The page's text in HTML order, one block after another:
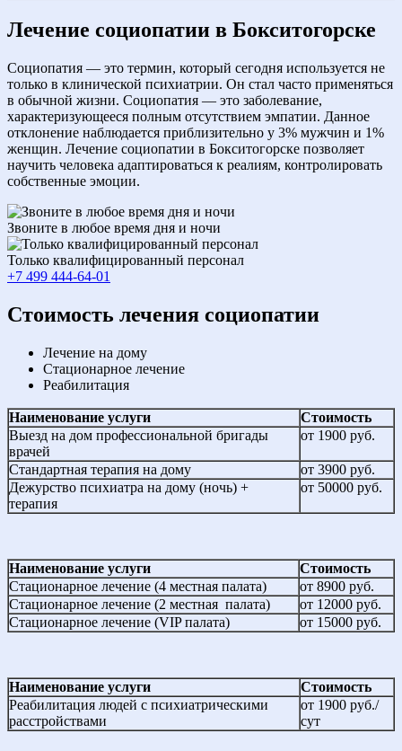
Лечение социопатии в Бокситогорске
Социопатия — это термин, который сегодня используется не
только в клинической психиатрии. Он стал часто применяться
в обычной жизни. Социопатия — это заболевание,
характеризующееся полным отсутствием эмпатии. Данное
отклонение наблюдается приблизительно у 3% мужчин и 1%
женщин. Лечение социопатии в Бокситогорске позволяет
научить человека адаптироваться к реалиям, контролировать
собственные эмоции.
Звоните в любое время дня и ночи
Только квалифицированный персонал
+7 499 444-64-01
Cтоимость лечения социопатии
Лечение на дому
Стационарное лечение
Реабилитация
Наименование услуги
Стоимость
Выезд на дом профессиональной бригады
врачей
от 1900 руб.
Стандартная терапия на дому
от 3900 руб.
Дежурство психиатра на дому (ночь) +
терапия
от 50000 руб.
Наименование услуги
Стоимость
Стационарное лечение (4 местная палата)
от 8900 руб.
Стационарное лечение (2 местная палата)
от 12000 руб.
Стационарное лечение (VIP палата)
от 15000 руб.
Наименование услуги
Стоимость
Реабилитация людей с психиатрическими
расстройствами
от 1900 руб./
сут